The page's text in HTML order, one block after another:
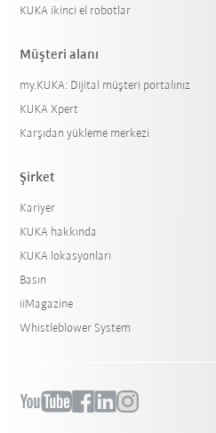
KUKA ikinci el robotlar
Müşteri alanı
my.KUKA: Dijital müşteri portalınız
KUKA Xpert
Karşıdan yükleme merkezi
Şirket
Kariyer
KUKA hakkında
KUKA lokasyonları
Basın
iiMagazine
Whistleblower System